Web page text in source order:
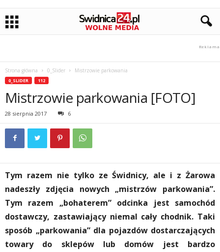
Strona główna 0_Slider Mistrzowie parkowania
0_SLIDER 112
Mistrzowie parkowania [FOTO]
28 sierpnia 2017 6
Tym razem nie tylko ze Świdnicy, ale i z Żarowa
nadeszły zdjęcia nowych „mistrzów parkowania”.
Tym razem „bohaterem” odcinka jest samochód
dostawczy, zastawiający niemal cały chodnik. Taki
sposób „parkowania” dla pojazdów dostarczających
towary do sklepów lub domów jest bardzo